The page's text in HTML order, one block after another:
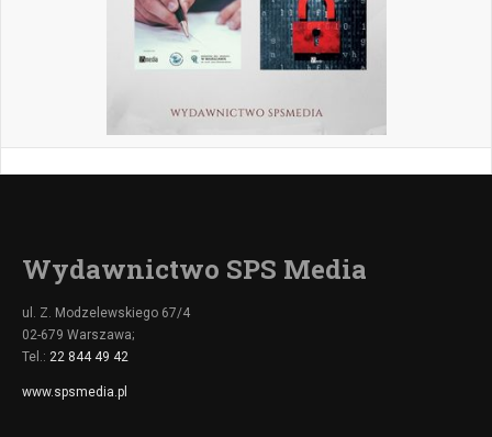
Wydawnictwo SPS Media
ul. Z. Modzelewskiego 67/4
02-679 Warszawa;
Tel.: 22 844 49 42
www.spsmedia.pl